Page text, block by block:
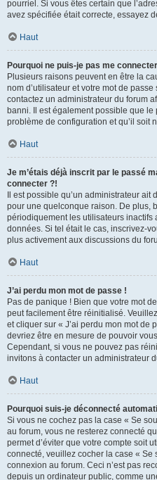
pourriel. Si vous êtes certain que
avez spécifiée était correcte, essayez
Haut
Pourquoi ne puis-je pas me
Plusieurs raisons peuvent en être la
nom d’utilisateur et votre mot de
contactez un administrateur du forum
banni. Il est également possible que
problème de configuration et qu’il soit
Haut
Je m’étais déjà inscrit par le passé
connecter ?!
Il est possible qu’un administrateur
pour une quelconque raison. De plus,
périodiquement les utilisateurs
données. Si tel était le cas, inscrivez-
plus activement aux discussions du
Haut
J’ai perdu mon mot de passe !
Pas de panique ! Bien que votre mot
peut facilement être réinitialisé.
et cliquer sur « J’ai perdu mon mot de
devriez être en mesure de pouvoir
Cependant, si vous ne pouvez pas
invitons à contacter un administrateur
Haut
Pourquoi suis-je déconnecté
Si vous ne cochez pas la case « Se
au forum, vous ne resterez connecté
permet d’éviter que votre compte soit
connecté, veuillez cocher la case « Se
connexion au forum. Ceci n’est pas
depuis un ordinateur public, comme